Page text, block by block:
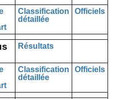
Classification
détaillée
Officiels
Résultats
Classification
détaillée
Officiels